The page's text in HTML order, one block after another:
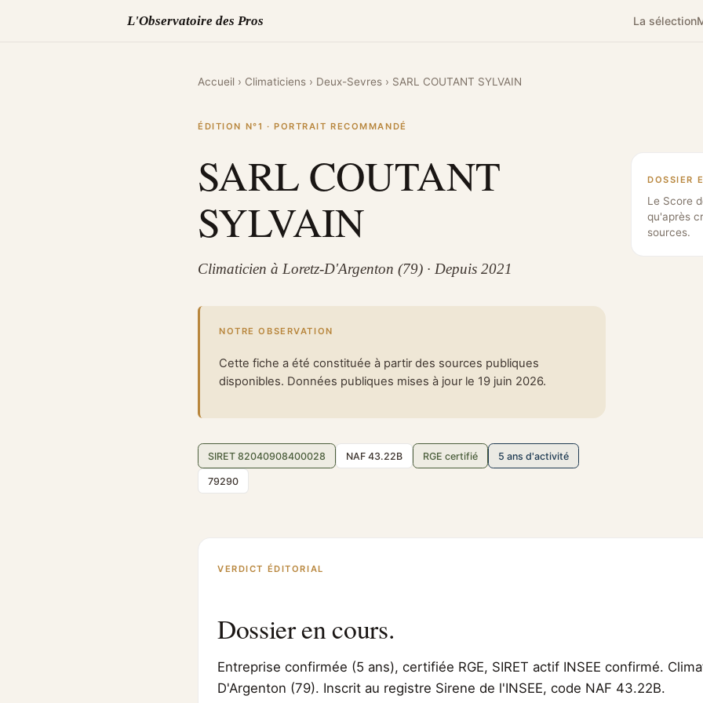
L'Observatoire des Pros La sélection
Accueil › Climaticiens › Deux-Sevres › SARL COUTANT SYLVAIN
ÉDITION N°1 · PORTRAIT RECOMMANDÉ
SARL COUTANT
SYLVAIN
Climaticien à Loretz-D'Argenton (79) · Depuis 2021
NOTRE OBSERVATION
Cette fiche a été constituée à partir des sources publiques
disponibles. Données publiques mises à jour le 19 juin 2026.
SIRET 82040908400028 NAF 43.22B RGE certifié 5 ans d'activité
79290
DOSSIER
Le Score
qu'après
sources.
VERDICT ÉDITORIAL
Dossier en cours.
Entreprise confirmée (5 ans), certifiée RGE, SIRET actif INSEE confirmé.
D'Argenton (79). Inscrit au registre Sirene de l'INSEE, code NAF 43.22B.